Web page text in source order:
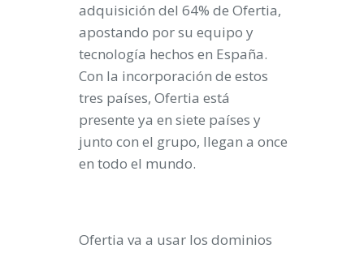
adquisición del 64% de Ofertia,
apostando por su equipo y
tecnología hechos en España.
Con la incorporación de estos
tres países, Ofertia está
presente ya en siete países y
junto con el grupo, llegan a once
en todo el mundo.
Ofertia va a usar los dominios